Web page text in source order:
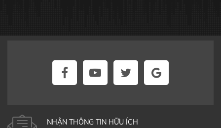
NHẬN THÔNG TIN HỮU ÍCH